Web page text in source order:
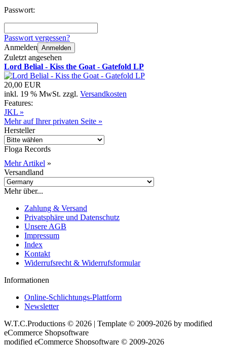
Passwort:
Passwort vergessen?
Anmelden Anmelden
Zuletzt angesehen
Lord Belial - Kiss the Goat - Gatefold LP
20,00 EUR
inkl. 19 % MwSt. zzgl. Versandkosten
Features:
JKL »
Mehr auf Ihrer privaten Seite »
Hersteller
Floga Records
Mehr Artikel »
Versandland
Mehr über...
Zahlung & Versand
Privatsphäre und Datenschutz
Unsere AGB
Impressum
Index
Kontakt
Widerrufsrecht & Widerrufsformular
Informationen
Online-Schlichtungs-Plattform
Newsletter
W.T.C.Productions © 2026 | Template © 2009-2026 by modified
eCommerce Shopsoftware
modified eCommerce Shopsoftware © 2009-2026